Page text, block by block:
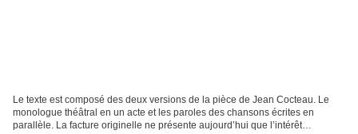
Le texte est composé des deux versions de la pièce de Jean Cocteau. Le
monologue théâtral en un acte et les paroles des chansons écrites en
parallèle. La facture originelle ne présente aujourd’hui que l’intérêt